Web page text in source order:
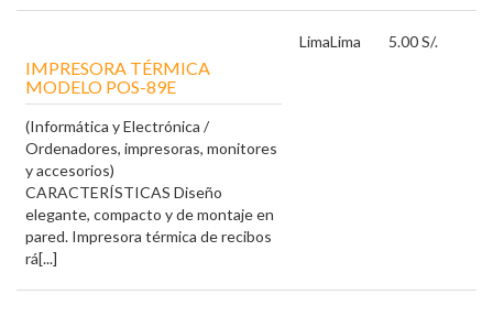
IMPRESORA TÉRMICA
MODELO POS-89E
(Informática y Electrónica /
Ordenadores, impresoras, monitores
y accesorios)
CARACTERÍSTICAS Diseño
elegante, compacto y de montaje en
pared. Impresora térmica de recibos
rá[...]
LimaLima 5.00 S/.